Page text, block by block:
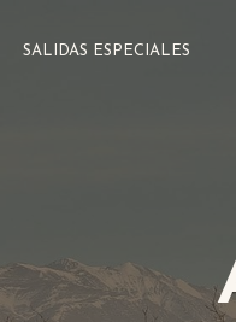
SALIDAS ESPECIALES